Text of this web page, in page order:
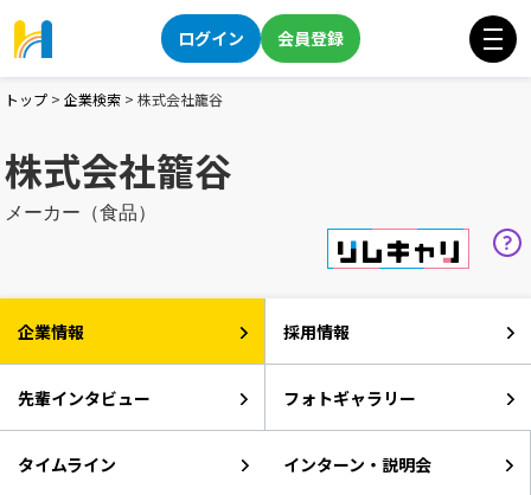
ログイン 会員登録
トップ > 企業検索 > 株式会社籠谷
株式会社籠谷
メーカー（食品）
企業情報 採用情報
先輩インタビュー フォトギャラリー
タイムライン インターン・説明会